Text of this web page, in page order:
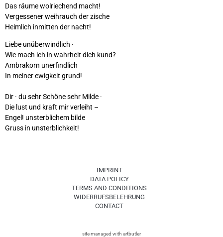
Das räume wolriechend macht!
Vergessener weihrauch der zische
Heimlich inmitten der nacht!
Liebe unüberwindlich ·
Wie mach ich in wahrheit dich kund?
Ambrakorn unerfindlich
In meiner ewigkeit grund!
Dir · du sehr Schöne sehr Milde ·
Die lust und kraft mir verleiht –
Engel! unsterblichem bilde
Gruss in unsterblichkeit!
IMPRINT
DATA POLICY
TERMS AND CONDITIONS
WIDERRUFSBELEHRUNG
CONTACT
site managed with artbutler